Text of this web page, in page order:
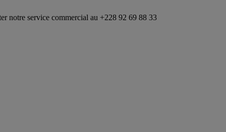
commercial au +228 92 69 88 33